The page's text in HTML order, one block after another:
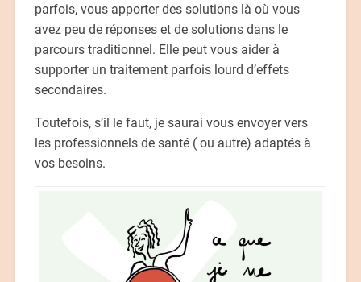
parfois, vous apporter des solutions là où vous
avez peu de réponses et de solutions dans le
parcours traditionnel. Elle peut vous aider à
supporter un traitement parfois lourd d’effets
secondaires.
Toutefois, s’il le faut, je saurai vous envoyer vers
les professionnels de santé ( ou autre) adaptés à
vos besoins.